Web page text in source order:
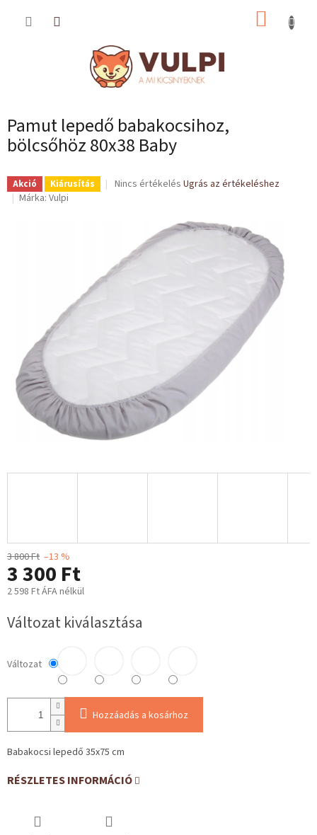
KOSÁR
Pamut lepedő babakocsihoz,
bölcsőhöz 80x38 Baby
Akció Kiárusítás
A
0,0
csillag.
Nincs értékelés Ugrás az értékeléshez
Márka: Vulpi
3 800 Ft –13 %
3 300 Ft
2 598 Ft ÁFA nélkül
Változat kiválasztása
Változat
Hozzáadás a kosárhoz
Babakocsi lepedő 35x75 cm
RÉSZLETES INFORMÁCIÓ